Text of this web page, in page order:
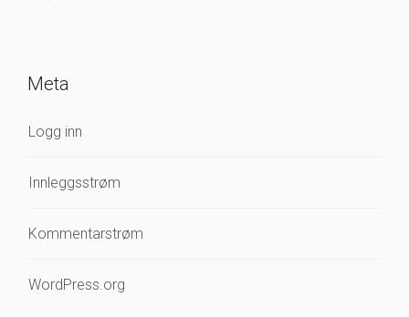
Meta
Logg inn
Innleggsstrøm
Kommentarstrøm
WordPress.org